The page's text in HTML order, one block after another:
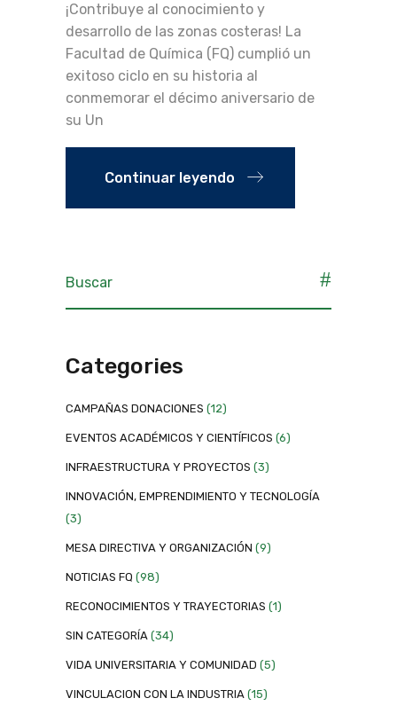
¡Contribuye al conocimiento y
desarrollo de las zonas costeras! La
Facultad de Química (FQ) cumplió un
exitoso ciclo en su historia al
conmemorar el décimo aniversario de
su Un
Continuar leyendo
Categories
CAMPAÑAS DONACIONES (12)
EVENTOS ACADÉMICOS Y CIENTÍFICOS (6)
INFRAESTRUCTURA Y PROYECTOS (3)
INNOVACIÓN, EMPRENDIMIENTO Y TECNOLOGÍA
(3)
MESA DIRECTIVA Y ORGANIZACIÓN (9)
NOTICIAS FQ (98)
RECONOCIMIENTOS Y TRAYECTORIAS (1)
SIN CATEGORÍA (34)
VIDA UNIVERSITARIA Y COMUNIDAD (5)
VINCULACION CON LA INDUSTRIA (15)